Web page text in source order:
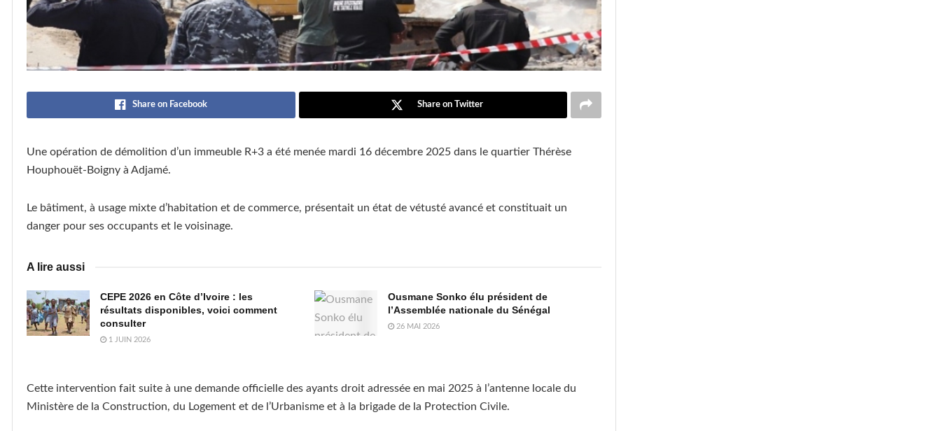
Share on Facebook Share on Twitter
Une opération de démolition d’un immeuble R+3 a été menée mardi 16 décembre 2025 dans le quartier Thérèse
Houphouët-Boigny à Adjamé.
Le bâtiment, à usage mixte d’habitation et de commerce, présentait un état de vétusté avancé et constituait un
danger pour ses occupants et le voisinage.
A lire aussi
CEPE 2026 en Côte d’Ivoire : les
résultats disponibles, voici comment
consulter
1 JUIN 2026
Ousmane Sonko élu président de
l’Assemblée nationale du Sénégal
26 MAI 2026
Cette intervention fait suite à une demande officielle des ayants droit adressée en mai 2025 à l’antenne locale du
Ministère de la Construction, du Logement et de l’Urbanisme et à la brigade de la Protection Civile.